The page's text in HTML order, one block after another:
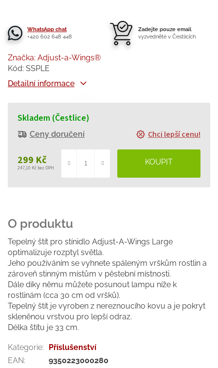
WhatsApp chat
+420 602 648 448
Zadejte pouze email
vyzvedněte v Čestlicích
299 Kč
247,10 Kč bez DPH
cena:
Skladem (Čestlice)
Ceny doručení Chci lepší cenu!
Detailní informace
Značka: Adjust-a-Wings®
Kód: SSPLE
Tepelný štít pro stínidlo Adjust-A-Wings Large
optimalizuje rozptyl světla.
Jeho používáním se vyhnete spáleným vrškům rostlin a
zároveň stinným místům v pěstební místnosti.
Dále díky němu můžete posunout lampu níže k
rostlinám (cca 30 cm od vršků).
Tepelný štít je vyroben z nereznoucího kovu a je pokryt
skleněnou vrstvou pro lepší odraz.
Délka štítu je 33 cm.
Kategorie:
Příslušenství
EAN:
9350223000280